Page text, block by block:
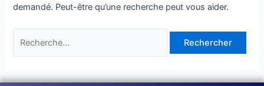
demandé. Peut-être qu’une recherche peut vous aider.